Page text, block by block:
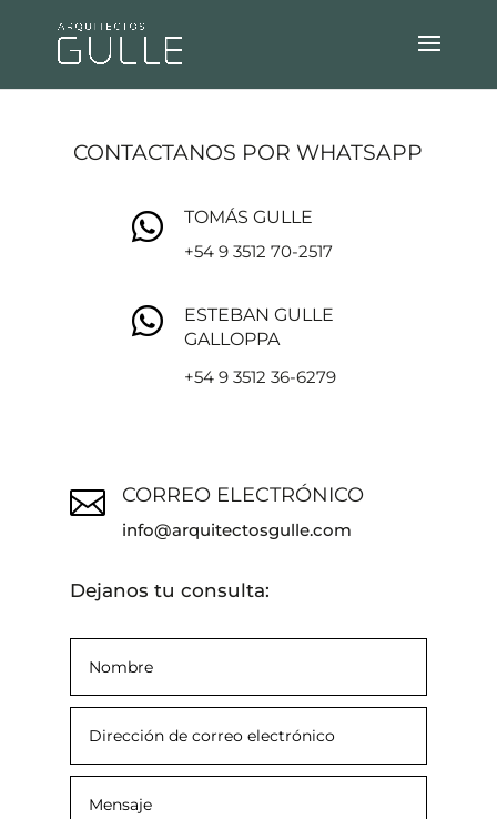
CONTACTANOS POR WHATSAPP

TOMÁS GULLE
+54 9 3512 70-2517

ESTEBAN GULLE
GALLOPPA
+54 9 3512 36-6279
 CORREO ELECTRÓNICO
info@arquitectosgulle.com
Dejanos tu consulta: